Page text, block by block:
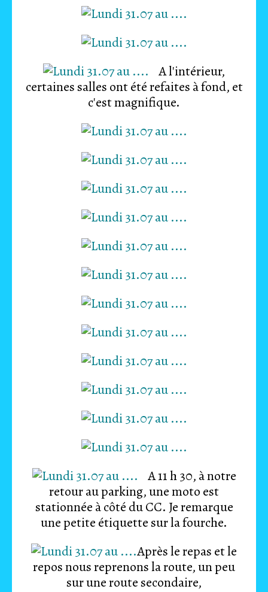
A l'intérieur,
certaines salles ont été refaites à fond, et
c'est magnifique.
A 11 h 30, à notre
retour au parking, une moto est
stationnée à côté du CC. Je remarque
une petite étiquette sur la fourche.
Après le repas et le
repos nous reprenons la route, un peu
sur une route secondaire,